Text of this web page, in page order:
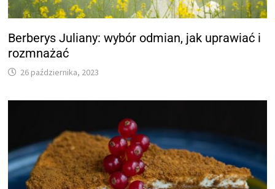
Berberys Juliany: wybór odmian, jak uprawiać i
rozmnażać
26 października, 2023